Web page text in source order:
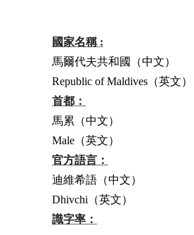
國家名稱 :
馬爾代夫共和國（中文）
Republic of Maldives（英文）
首都：
馬累（中文）
Male（英文）
官方語言：
迪維希語（中文）
Dhivchi（英文）
識字率：